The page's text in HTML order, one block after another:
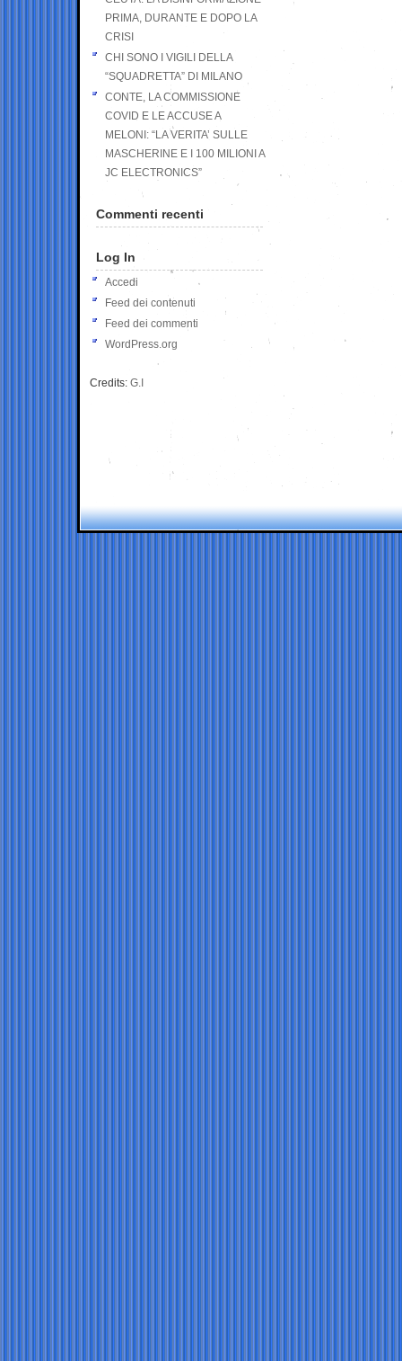
PRIMA, DURANTE E DOPO LA
CRISI
CHI SONO I VIGILI DELLA
“SQUADRETTA” DI MILANO
CONTE, LA COMMISSIONE
COVID E LE ACCUSE A
MELONI: “LA VERITA’ SULLE
MASCHERINE E I 100 MILIONI A
JC ELECTRONICS”
Commenti recenti
Log In
Accedi
Feed dei contenuti
Feed dei commenti
WordPress.org
Credits: G.I